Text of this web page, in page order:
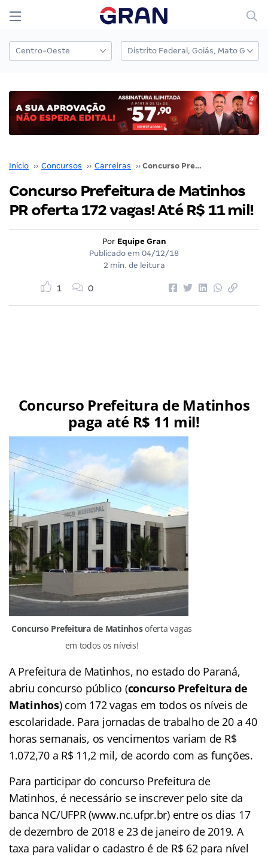
Início ›› Concursos ›› Carreiras ›› Concurso Prefeitura de Matinhos PR oferta 172 vagas! Até R$ 11 mil!
Concurso Prefeitura de Matinhos
PR oferta 172 vagas! Até R$ 11 mil!
Por Equipe Gran
Publicado em 04/12/18
2 min. de leitura
1 0
Concurso Prefeitura de Matinhos
paga até R$ 11 mil!
Concurso Prefeitura de Matinhosoferta vagas
em todos os níveis!
A Prefeitura de Matinhos, no estado do Paraná,
abriu concurso público (concurso Prefeitura de
Matinhos) com 172 vagas em todos os níveis de
escolaridade. Para jornadas de trabalho de 20 a 40
horas semanais, os vencimentos variam de R$
1.072,70 a R$ 11,2 mil, de acordo com as funções.
Para participar do concurso Prefeitura de
Matinhos, é necessário se inscrever pelo site da
banca NC/UFPR (www.nc.ufpr.br) entre os dias 17
de dezembro de 2018 e 23 de janeiro de 2019. A
taxa para validar o cadastro é de R$ 62 para nível